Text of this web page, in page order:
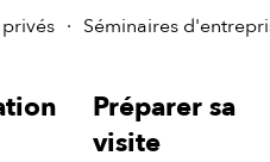
Séminaires
Préparer sa
visite